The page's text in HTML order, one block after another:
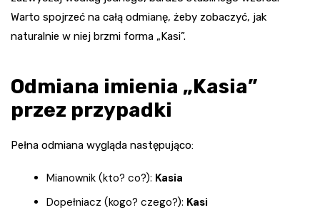
Warto spojrzeć na całą odmianę, żeby zobaczyć, jak
naturalnie w niej brzmi forma „Kasi”.
Odmiana imienia „Kasia”
przez przypadki
Pełna odmiana wygląda następująco:
Mianownik (kto? co?): Kasia
Dopełniacz (kogo? czego?): Kasi